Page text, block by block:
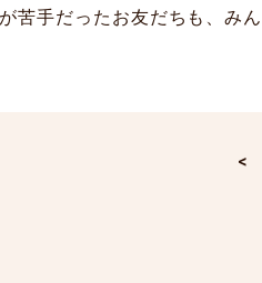
苦手だったお友だちも、み
<